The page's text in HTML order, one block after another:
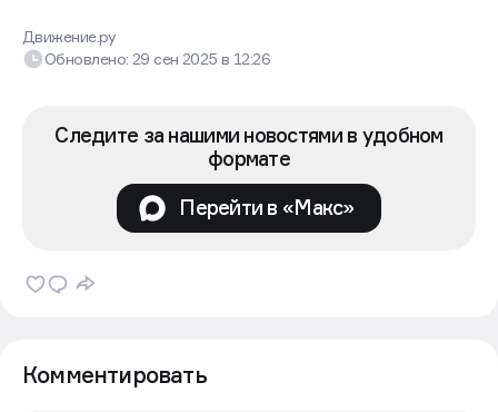
Движение.ру
Обновлено: 29 сен 2025в 12:26
Следите за нашими новостями в удобном
формате
Перейти в «Макс»
Комментировать